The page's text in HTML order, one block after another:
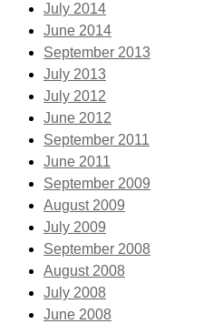
July 2014
June 2014
September 2013
July 2013
July 2012
June 2012
September 2011
June 2011
September 2009
August 2009
July 2009
September 2008
August 2008
July 2008
June 2008